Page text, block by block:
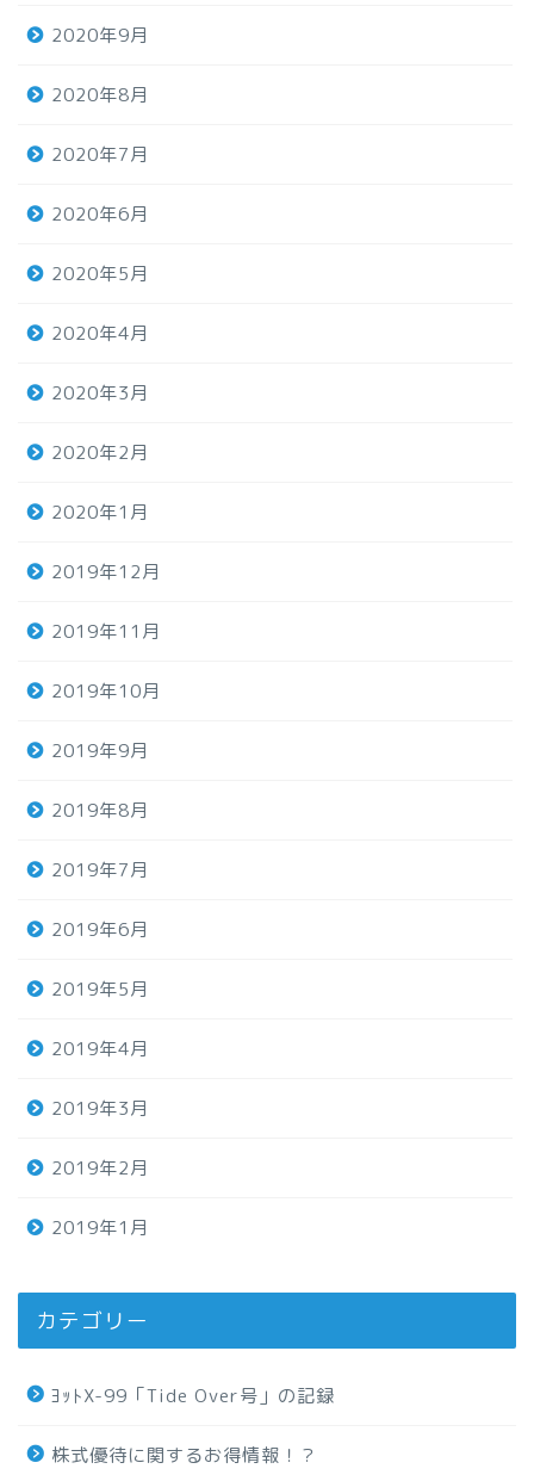
2020年9月
2020年8月
2020年7月
2020年6月
2020年5月
2020年4月
2020年3月
2020年2月
2020年1月
2019年12月
2019年11月
2019年10月
2019年9月
2019年8月
2019年7月
2019年6月
2019年5月
2019年4月
2019年3月
2019年2月
2019年1月
カテゴリー
ﾖｯﾄX-99「Tide Over号」の記録
株式優待に関するお得情報！？